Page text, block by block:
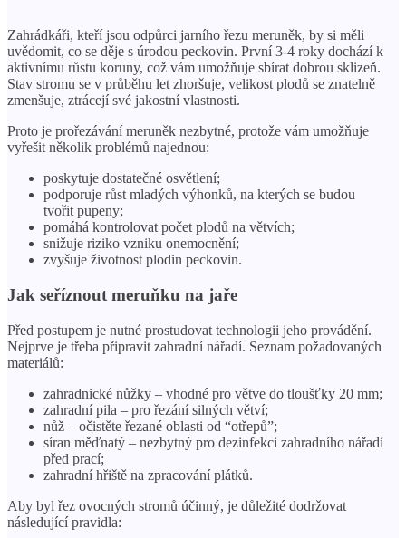
Zahrádkáři, kteří jsou odpůrci jarního řezu meruněk, by si měli
uvědomit, co se děje s úrodou peckovin. První 3-4 roky dochází k
aktivnímu růstu koruny, což vám umožňuje sbírat dobrou sklizeň.
Stav stromu se v průběhu let zhoršuje, velikost plodů se znatelně
zmenšuje, ztrácejí své jakostní vlastnosti.
Proto je prořezávání meruněk nezbytné, protože vám umožňuje
vyřešit několik problémů najednou:
poskytuje dostatečné osvětlení;
podporuje růst mladých výhonků, na kterých se budou
tvořit pupeny;
pomáhá kontrolovat počet plodů na větvích;
snižuje riziko vzniku onemocnění;
zvyšuje životnost plodin peckovin.
Jak seříznout meruňku na jaře
Před postupem je nutné prostudovat technologii jeho provádění.
Nejprve je třeba připravit zahradní nářadí. Seznam požadovaných
materiálů:
zahradnické nůžky – vhodné pro větve do tloušťky 20 mm;
zahradní pila – pro řezání silných větví;
nůž – očistěte řezané oblasti od “otřepů”;
síran měďnatý – nezbytný pro dezinfekci zahradního nářadí
před prací;
zahradní hřiště na zpracování plátků.
Aby byl řez ovocných stromů účinný, je důležité dodržovat
následující pravidla: